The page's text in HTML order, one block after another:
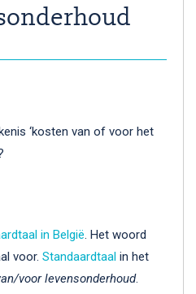
‘kosten van of voor het
in België. Het woord
voor. Standaardtaal in het
voor levensonderhoud.